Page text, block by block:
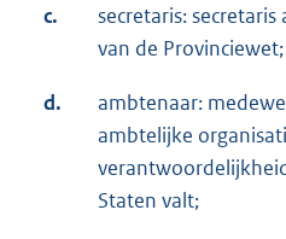
c.
secretaris:
van de Provinciewet;
d.
ambtenaar:
ambtelijke
Staten valt;